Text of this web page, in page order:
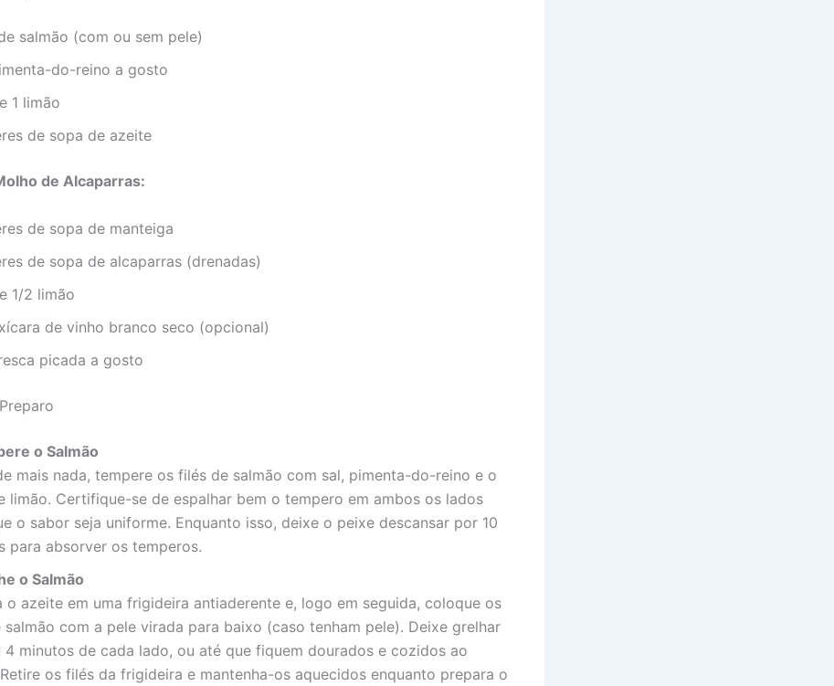
salmão (com ou sem pele)
do-reino a gosto
1 limão
de sopa de azeite
de Alcaparras:
de sopa de manteiga
de sopa de alcaparras (drenadas)
1/2 limão
de vinho branco seco (opcional)
picada a gosto
o Salmão
mais nada, tempere os filés de salmão com sal, pimenta-do-reino e o
limão. Certifique-se de espalhar bem o tempero em ambos os lados
o sabor seja uniforme. Enquanto isso, deixe o peixe descansar por 10
para absorver os temperos.
o Salmão
o azeite em uma frigideira antiaderente e, logo em seguida, coloque os
salmão com a pele virada para baixo (caso tenham pele). Deixe grelhar
4 minutos de cada lado, ou até que fiquem dourados e cozidos ao
os filés da frigideira e mantenha-os aquecidos enquanto prepara o